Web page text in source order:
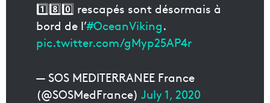
1️⃣8️⃣0️⃣ rescapés sont désormais à
bord de l’#OceanViking.
pic.twitter.com/gMyp25AP4r
— SOS MEDITERRANEE France
(@SOSMedFrance) July 1, 2020